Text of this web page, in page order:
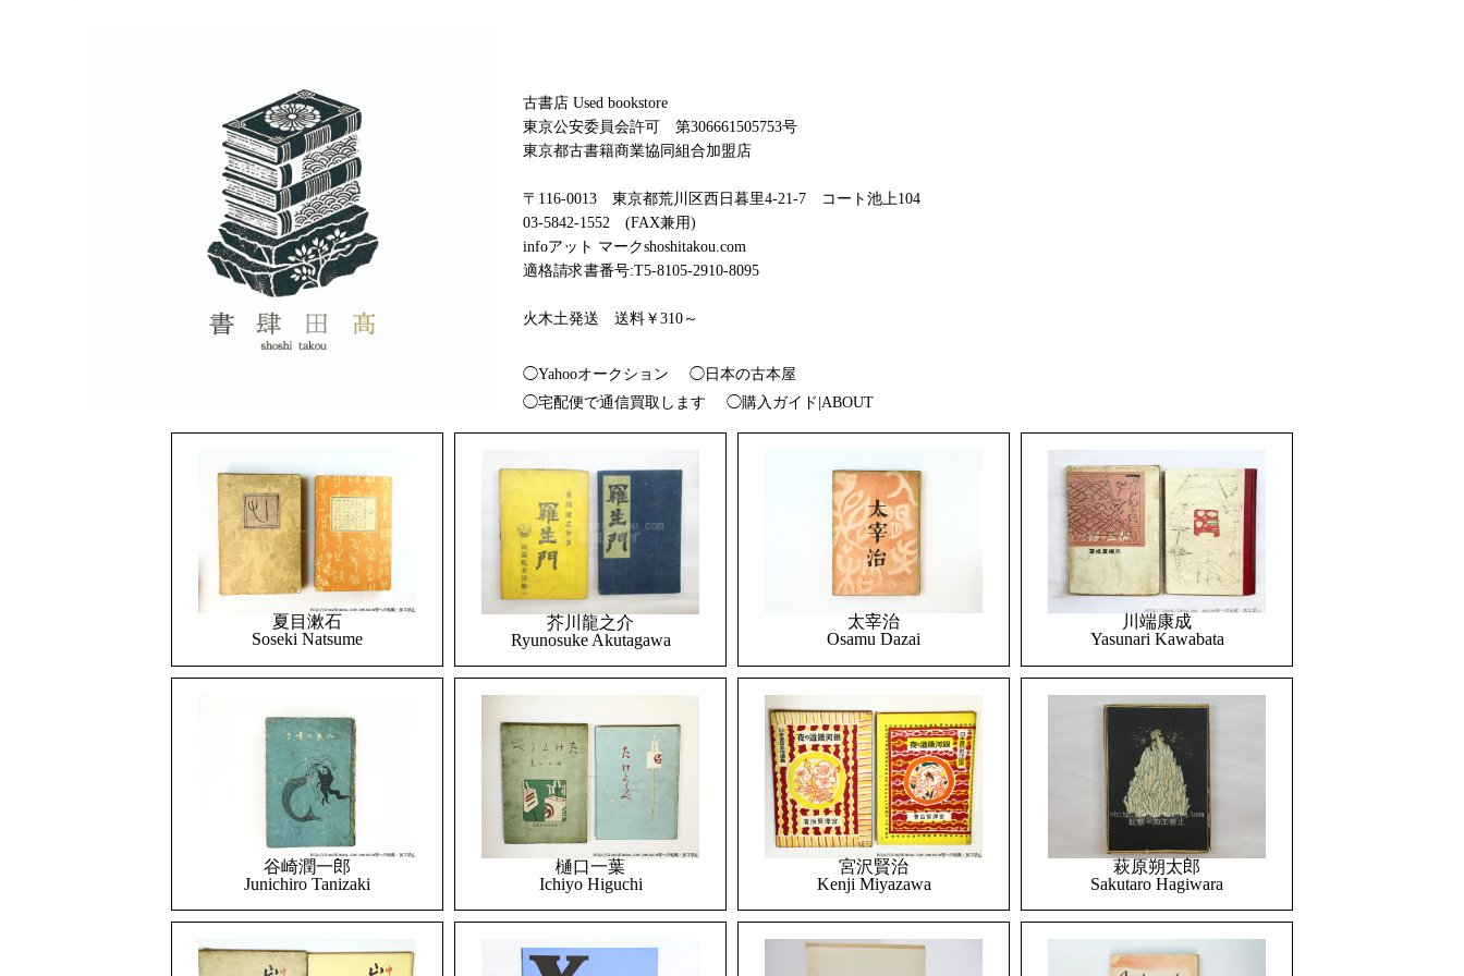
古書店 Used bookstore
東京公安委員会許可 第306661505753号
東京都古書籍商業協同組合加盟店
〒116-0013 東京都荒川区西日暮里4-21-7 コート池上104
03-5842-1552 (FAX兼用)
infoアット マークshoshitakou.com
適格請求書番号:T5-8105-2910-8095
火木土発送 送料￥310～
◯Yahooオークション
◯日本の古本屋
◯宅配便で通信買取します
◯購入ガイド|ABOUT
夏目漱石
Soseki Natsume
芥川龍之介
Ryunosuke Akutagawa
太宰治
Osamu Dazai
川端康成
Yasunari Kawabata
谷崎潤一郎
Junichiro Tanizaki
樋口一葉
Ichiyo Higuchi
宮沢賢治
Kenji Miyazawa
萩原朔太郎
Sakutaro Hagiwara